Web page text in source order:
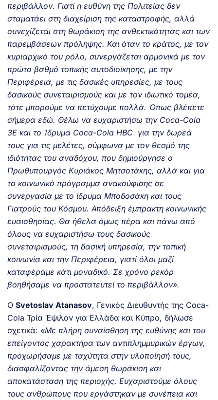
περιβάλλον. Γιατί η ευθύνη της Πολιτείας δεν
σταματάει στη διαχείριση της καταστροφής, αλλά
συνεχίζεται στη θωράκιση της ανθεκτικότητας και των
παρεμβάσεων πρόληψης. Και όταν το κράτος, με τον
κυριαρχικό του ρόλο, συνεργάζεται αρμονικά με τον
πρώτο βαθμό τοπικής αυτοδιοίκησης, με την
Περιφέρεια, με τις δασικές υπηρεσίες, με τους
δασικούς συνεταιρισμούς και με τον ιδιωτικό τομέα,
τότε μπορούμε να πετύχουμε πολλά. Όπως βλέπετε
σήμερα εδώ. Θέλω να ευχαριστήσω την Coca-Cola
3E και το Ίδρυμα Coca-Cola HBC για την δωρεά
τους για τις μελέτες, σύμφωνα με τον θεσμό της
ιδιότητας του αναδόχου, που δημιούργησε ο
Πρωθυπουργός Κυριάκος Μητσοτάκης, αλλά και για
το κοινωνικό πρόγραμμα ανακούφισης σε
συνεργασία με το ίδρυμα Μποδοσάκη και τους
Γιατρούς του Κόσμου. Απόδειξη έμπρακτη κοινωνικής
ευαισθησίας. Θα ήθελα όμως πέρα και πάνω από
όλους να ευχαριστήσω τους δασικούς
συνεταιρισμούς, τη δασική υπηρεσία, την τοπική
κοινωνία και την Περιφέρεια, γιατί όλοι μαζί
καταφέραμε κάτι μοναδικό. Σε χρόνο ρεκόρ
βοηθήσαμε να προστατευτεί το περιβάλλον».
Ο Svetoslav Atanasov, Γενικός Διευθυντής της Coca-
Cola Τρία Έψιλον για Ελλάδα και Κύπρο, δήλωσε
σχετικά: «Με πλήρη συναίσθηση της ευθύνης και του
επείγοντος χαρακτήρα των αντιπλημμυρικών έργων,
προχωρήσαμε με ταχύτητα στην υλοποίησή τους,
διασφαλίζοντας την άμεση θωράκιση και
αποκατάσταση της περιοχής. Ευχαριστούμε όλους
τους ανθρώπους που εργάστηκαν με συνέπεια και